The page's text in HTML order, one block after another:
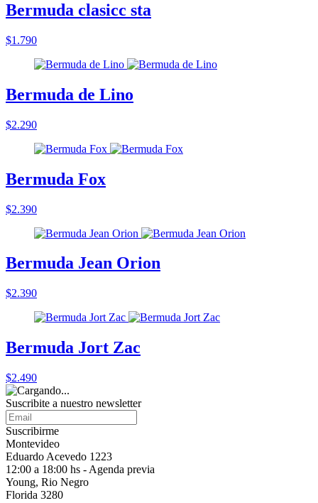
Bermuda clasicc sta
$1.790
Bermuda de Lino
$2.290
Bermuda Fox
$2.390
Bermuda Jean Orion
$2.390
Bermuda Jort Zac
$2.490
Suscribite a nuestro newsletter
Suscribirme
Montevideo
Eduardo Acevedo 1223
12:00 a 18:00 hs - Agenda previa
Young, Rio Negro
Florida 3280